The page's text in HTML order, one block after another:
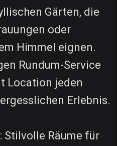
Gärten, die
oder
Himmel eignen.
Rundum-Service
Location jeden
Erlebnis.
Stilvolle Räume für